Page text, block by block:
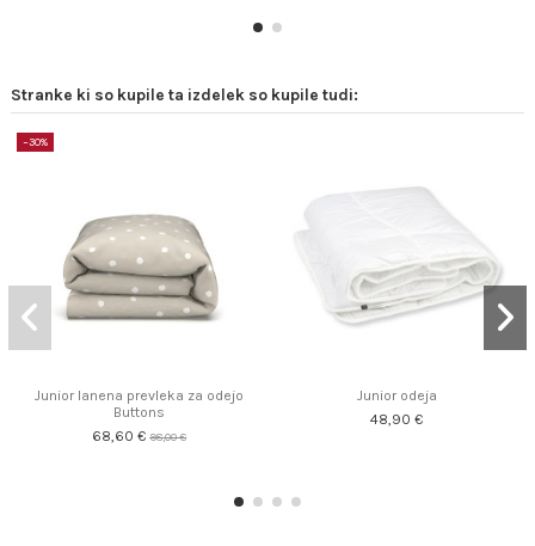
Stranke ki so kupile ta izdelek so kupile tudi:
−30%
Junior lanena prevleka za odejo
Buttons
68,60 €98,00 €
Junior odeja
48,90 €